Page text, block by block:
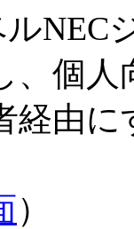
NEC
、個
経由
）